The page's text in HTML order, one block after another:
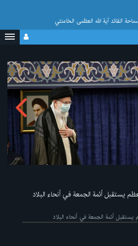
القائد آية الله العظمى الخامنئي
يستقبل أئمة الجمعة في أنحاء البلاد
يستقبل أئمة الجمعة في أنحاء البلاد